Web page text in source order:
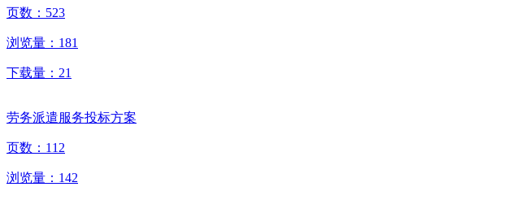
页数： 523
浏览量： 181
下载量： 21
劳务派遣服务投标方案
页数： 112
浏览量： 142